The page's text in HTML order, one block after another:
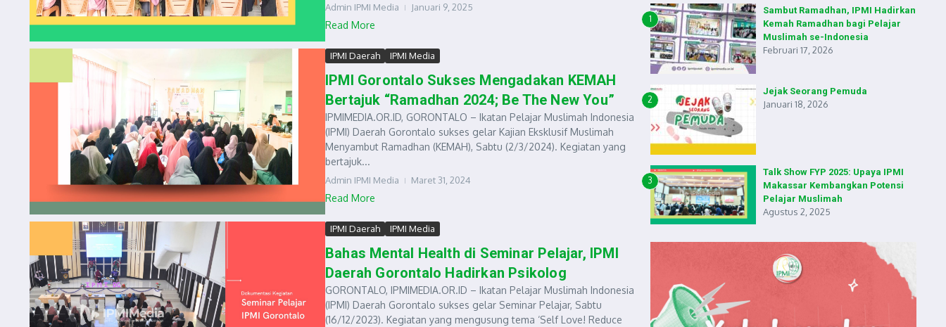
Admin IPMI Media Januari 9, 2025
Read More
IPMI Daerah IPMI Media
IPMI Gorontalo Sukses Mengadakan KEMAH
Bertajuk “Ramadhan 2024; Be The New You”
IPMIMEDIA.OR.ID, GORONTALO – Ikatan Pelajar Muslimah Indonesia
(IPMI) Daerah Gorontalo sukses gelar Kajian Eksklusif Muslimah
Menyambut Ramadhan (KEMAH), Sabtu (2/3/2024). Kegiatan yang
bertajuk...
Admin IPMI Media Maret 31, 2024
Read More
IPMI Daerah IPMI Media
Bahas Mental Health di Seminar Pelajar, IPMI
Daerah Gorontalo Hadirkan Psikolog
GORONTALO, IPMIMEDIA.OR.ID – Ikatan Pelajar Muslimah Indonesia
(IPMI) Daerah Gorontalo sukses gelar Seminar Pelajar, Sabtu
(16/12/2023). Kegiatan yang mengusung tema ‘Self Love! Reduce
1
Sambut Ramadhan, IPMI Hadirkan
Kemah Ramadhan bagi Pelajar
Muslimah se-Indonesia
Februari 17, 2026
2
Jejak Seorang Pemuda
Januari 18, 2026
3
Talk Show FYP 2025: Upaya IPMI
Makassar Kembangkan Potensi
Pelajar Muslimah
Agustus 2, 2025